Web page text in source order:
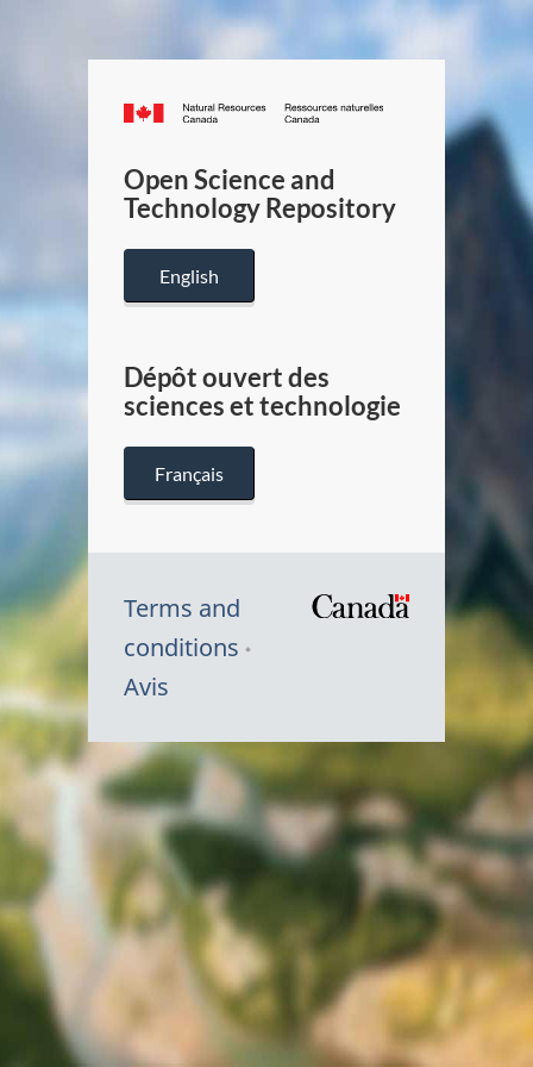
Canada.ca
/
Canada
Open Science and
Technology Repository
English
Dépôt ouvert des
sciences et technologie
Français
Terms and
conditions
Avis
Canada